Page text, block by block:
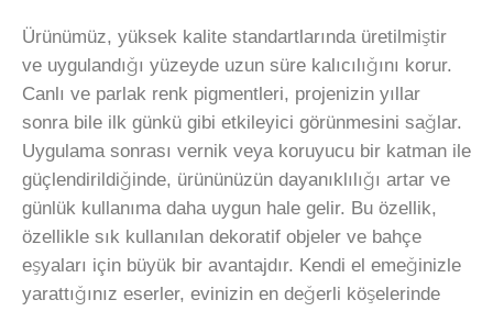
Ürünümüz, yüksek kalite standartlarında üretilmiştir
ve uygulandığı yüzeyde uzun süre kalıcılığını korur.
Canlı ve parlak renk pigmentleri, projenizin yıllar
sonra bile ilk günkü gibi etkileyici görünmesini sağlar.
Uygulama sonrası vernik veya koruyucu bir katman ile
güçlendirildiğinde, ürününüzün dayanıklılığı artar ve
günlük kullanıma daha uygun hale gelir. Bu özellik,
özellikle sık kullanılan dekoratif objeler ve bahçe
eşyaları için büyük bir avantajdır. Kendi el emeğinizle
yarattığınız eserler, evinizin en değerli köşelerinde